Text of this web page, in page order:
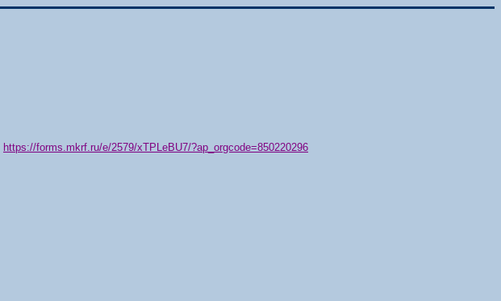
https://forms.mkrf.ru/e/2579/xTPLeBU7/?ap_orgcode=850220296